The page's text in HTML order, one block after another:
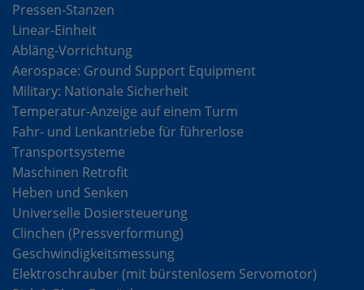
Pressen-Stanzen
Linear-Einheit
Abläng-Vorrichtung
Aerospace: Ground Support Equipment
Military: Nationale Sicherheit
Temperatur-Anzeige auf einem Turm
Fahr- und Lenkantriebe für führerlose
Transportsysteme
Maschinen Retrofit
Heben und Senken
Universelle Dosiersteuerung
Clinchen (Pressverformung)
Geschwindigkeitsmessung
Elektroschrauber (mit bürstenlosem Servomotor)